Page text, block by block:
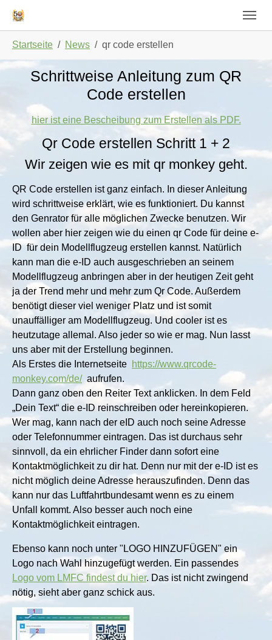
Startseite News qr code erstellen
Schrittweise Anleitung zum QR
Code erstellen
hier ist eine Bescheibung zum Erstellen als PDF.
Qr Code erstellen Schritt 1 + 2
Wir zeigen wie es mit qr monkey geht.
QR Code erstellen ist ganz einfach. In dieser Anleitung
wird schrittweise erklärt, wie es funktioniert. Du kannst
den Genrator für alle möglichen Zwecke benutzen. Wir
wollen aber hier zeigen wie du einen qr Code für deine e-
ID für dein Modellflugzeug erstellen kannst. Natürlich
kann man die e-ID auch ausgeschrieben an seinem
Modellflugzeug anbringen aber in der heutigen Zeit geht
ja der Trend mehr und mehr zum Qr Code. Außerdem
benötigt dieser viel weniger Platz und ist somit
unauffälliger am Modellflugzeug. Und cooler ist es
heutzutage allemal. Also jeder so wie er mag. Nun lasst
uns aber mit der Erstellung beginnen.
Als Erstes die Internetseite https://www.qrcode-
monkey.com/de/aufrufen.
Dann ganz oben den Reiter Text anklicken. In dem Feld
„Dein Text“ die e-ID reinschreiben oder hereinkopieren.
Wer mag, kann nach der eID auch noch seine Adresse
oder Telefonnummer eintragen. Das ist durchaus sehr
sinnvoll, da ein ehrlicher Finder dann sofort eine
Kontaktmöglichkeit zu dir hat. Denn nur mit der e-ID ist es
nicht möglich deine Adresse herauszufinden. Denn das
kann nur das Luftfahrtbundesamt wenn es zu einem
Unfall kommt. Also besser auch noch eine
Kontaktmöglichkeit eintragen.
Ebenso kann noch unter "LOGO HINZUFÜGEN" ein
Logo nach Wahl hinzugefügt werden. Ein passendes
Logo vom LMFC findest du hier. Das ist nicht zwingend
nötig, sieht aber ganz schick aus.
Show larger version for: